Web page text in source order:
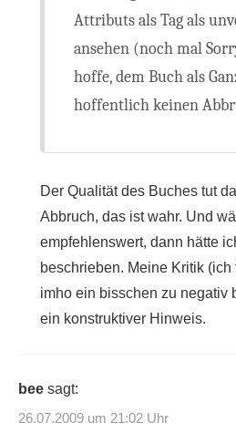
Attributs als Tag als
ansehen (noch mal
hoffe, dem Buch als
hoffentlich keinen
Der Qualität des Buches tut
Abbruch, das ist wahr. Und
empfehlenswert, dann hätte
beschrieben. Meine Kritik
imho ein bisschen zu negativ
ein konstruktiver Hinweis.
bee sagt:
26.07.2009 um 21:02 Uhr